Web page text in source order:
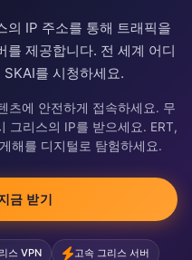
IP 주소를 통해 트래픽을
를 제공합니다. 전 세계 어디
SKAI를 시청하세요.
츠에 안전하게 접속하세요. 무
그리스의 IP를 받으세요. ERT,
해를 디지털로 탐험하세요.
금 받기
스 VPN 고속 그리스 서버